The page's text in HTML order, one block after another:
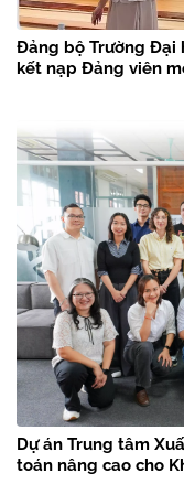
Đảng bộ Trường Đại
kết nạp Đảng viên
Dự án Trung tâm
toán nâng cao cho